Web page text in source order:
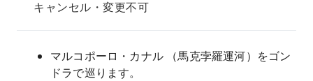
キャンセル・変更不可
マルコポーロ・カナル （馬克孛羅運河）をゴン
ドラで巡ります。